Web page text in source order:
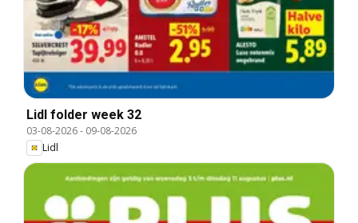
Lidl folder week 32
03-08-2026- 09-08-2026
Lidl